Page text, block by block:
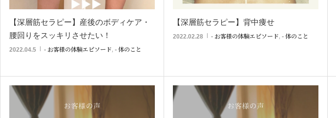
【深層筋セラピー】産後のボディケア・
腰回りをスッキリさせたい！
2022.04.5 - お客様の体験エピソード, - 体のこと
【深層筋セラピー】背中痩せ
2022.02.28 - お客様の体験エピソード, - 体のこと